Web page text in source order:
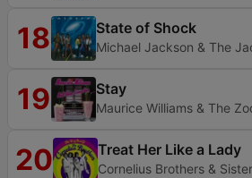
18 State of Shock
Michael Jackson & The
19 Stay
Maurice Williams & The
20 Treat Her Like a Lady
Cornelius Brothers &